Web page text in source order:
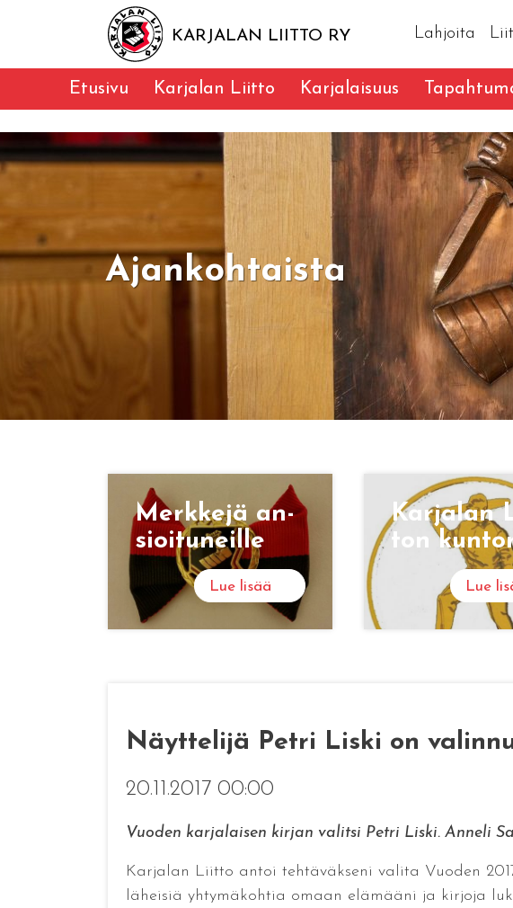
KARJALAN LIITTO RY Lahjoita
Etusivu Karjalan Liitto Karjalaisuus
Ajankohtaista
Merk­ke­jä an­
sioi­tu­neil­le
Lue lisää
Kar­ja­lan
ton
Lue
Näyttelijä Petri Liski on
20.11.2017 00:00
Vuoden karjalaisen kirjan valitsi Petri Liski. Anneli
Karjalan Liitto antoi tehtäväkseni valita Vuoden
läheisiä yhtymäkohtia omaan elämääni ja kirjoja